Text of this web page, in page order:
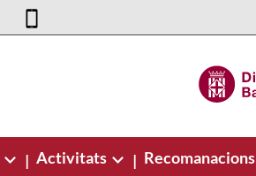
| Activitats | Recomanacions